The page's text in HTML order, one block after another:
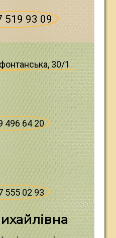
519 93 09
30/1
496 64 20
555 02 93
ихайлівна